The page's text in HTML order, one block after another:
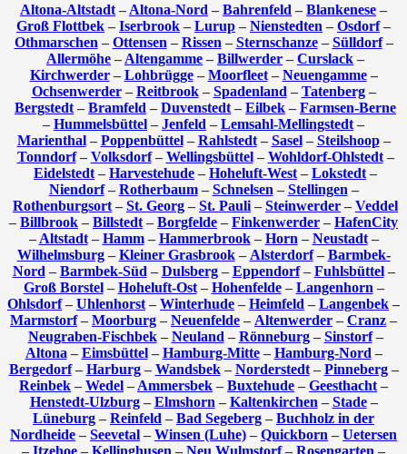
Altona-Altstadt – Altona-Nord – Bahrenfeld – Blankenese –
Groß Flottbek – Iserbrook – Lurup – Nienstedten – Osdorf–
Othmarschen – Ottensen – Rissen – Sternschanze– Sülldorf–
Allermöhe – Altengamme – Billwerder – Curslack –
Kirchwerder– Lohbrügge– Moorfleet– Neuengamme–
Ochsenwerder– Reitbrook– Spadenland – Tatenberg–
Bergstedt – Bramfeld – Duvenstedt – Eilbek – Farmsen-Berne
– Hummelsbüttel – Jenfeld – Lemsahl-Mellingstedt –
Marienthal– Poppenbüttel– Rahlstedt– Sasel– Steilshoop–
Tonndorf– Volksdorf– Wellingsbüttel– Wohldorf-Ohlstedt–
Eidelstedt – Harvestehude – Hoheluft-West – Lokstedt –
Niendorf– Rotherbaum– Schnelsen – Stellingen –
Rothenburgsort – St. Georg – St. Pauli – Steinwerder – Veddel
– Billbrook – Billstedt – Borgfelde – Finkenwerder – HafenCity
– Altstadt– Hamm– Hammerbrook– Horn – Neustadt–
Wilhelmsburg– Kleiner Grasbrook– Alsterdorf– Barmbek-
Nord – Barmbek-Süd – Dulsberg– Eppendorf– Fuhlsbüttel–
Groß Borstel– Hoheluft-Ost– Hohenfelde– Langenhorn –
Ohlsdorf– Uhlenhorst – Winterhude – Heimfeld – Langenbek –
Marmstorf– Moorburg – Neuenfelde – Altenwerder – Cranz –
Neugraben-Fischbek– Neuland – Rönneburg– Sinstorf–
Altona – Eimsbüttel– Hamburg-Mitte– Hamburg-Nord –
Bergedorf– Harburg– Wandsbek– Norderstedt– Pinneberg–
Reinbek – Wedel – Ammersbek – Buxtehude – Geesthacht –
Henstedt-Ulzburg– Elmshorn – Kaltenkirchen – Stade–
Lüneburg – Reinfeld – Bad Segeberg – Buchholz in der
Nordheide – Seevetal – Winsen (Luhe) – Quickborn – Uetersen
– Itzehoe – Kellinghusen – Neu Wulmstorf– Rosengarten –